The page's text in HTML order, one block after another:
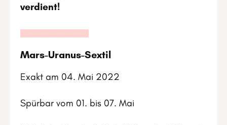
verdient!
Mars-Uranus-Sextil
Exakt am 04. Mai 2022
Spürbar vom 01. bis 07. Mai